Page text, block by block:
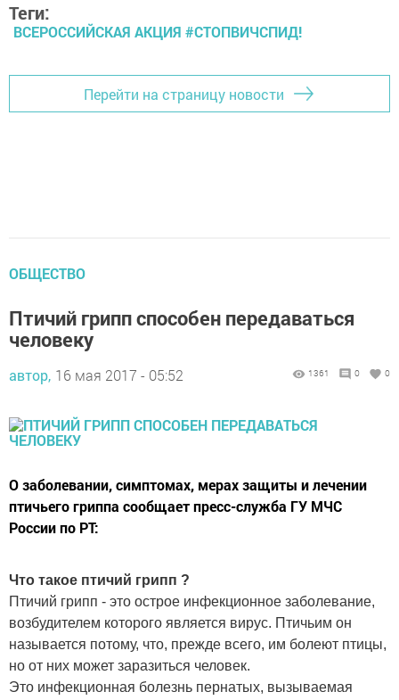
Теги:
ВСЕРОССИЙСКАЯ АКЦИЯ #СТОПВИЧСПИД!
Перейти на страницу новости
ОБЩЕСТВО
Птичий грипп способен передаваться
человеку
автор, 16 мая 2017 - 05:52 1361 0 0
О заболевании, симптомах, мерах защиты и лечении
птичьего гриппа сообщает пресс-служба ГУ МЧС
России по РТ:
Что такое птичий грипп ?
Птичий грипп - это острое инфекционное заболевание,
возбудителем которого является вирус. Птичьим он
называется потому, что, прежде всего, им болеют птицы,
но от них может заразиться человек.
Это инфекционная болезнь пернатых, вызываемая